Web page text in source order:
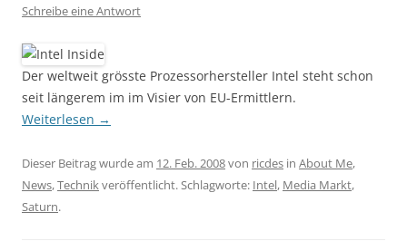
Schreibe eine Antwort
Der weltweit grösste Prozessorhersteller Intel steht schon
seit längerem im im Visier von EU-Ermittlern.
Weiterlesen →
Dieser Beitrag wurde am 12. Feb. 2008von ricdes in About Me,
News,Technikveröffentlicht. Schlagworte: Intel, Media Markt,
Saturn.